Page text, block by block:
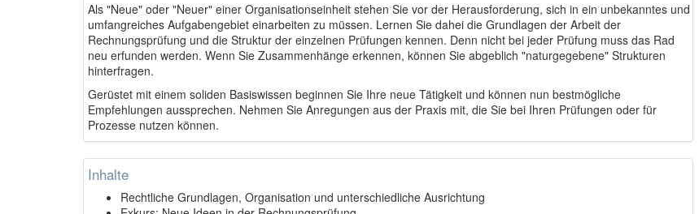
Als "Neue" oder "Neuer" einer Organisationseinheit stehen Sie vor der Herausforderung, sich in ein unbekanntes und
umfangreiches Aufgabengebiet einarbeiten zu müssen. Lernen Sie dahei die Grundlagen der Arbeit der
Rechnungsprüfung und die Struktur der einzelnen Prüfungen kennen. Denn nicht bei jeder Prüfung muss das Rad
neu erfunden werden. Wenn Sie Zusammenhänge erkennen, können Sie abgeblich "naturgegebene" Strukturen
hinterfragen.
Gerüstet mit einem soliden Basiswissen beginnen Sie Ihre neue Tätigkeit und können nun bestmögliche
Empfehlungen aussprechen. Nehmen Sie Anregungen aus der Praxis mit, die Sie bei Ihren Prüfungen oder für
Prozesse nutzen können.
Inhalte
Rechtliche Grundlagen, Organisation und unterschiedliche Ausrichtung